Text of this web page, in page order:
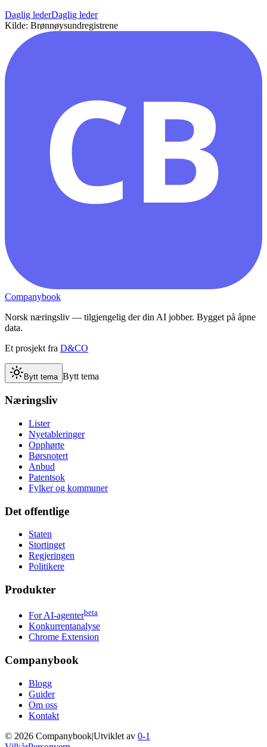
Daglig lederDaglig leder
Kilde: Brønnøysundregistrene
CB
Companybook
Norsk næringsliv — tilgjengelig der din AI jobber. Bygget på åpne
data.
Et prosjekt fra D&CO
Bytt tema Bytt tema
Næringsliv
Lister
Nyetableringer
Opphørte
Børsnotert
Anbud
Patentsok
Fylker og kommuner
Det offentlige
Staten
Stortinget
Regjeringen
Politikere
Produkter
For AI-agenterbeta
Konkurrentanalyse
Chrome Extension
Companybook
Blogg
Guider
Om oss
Kontakt
© 2026 Companybook|Utviklet av 0-1